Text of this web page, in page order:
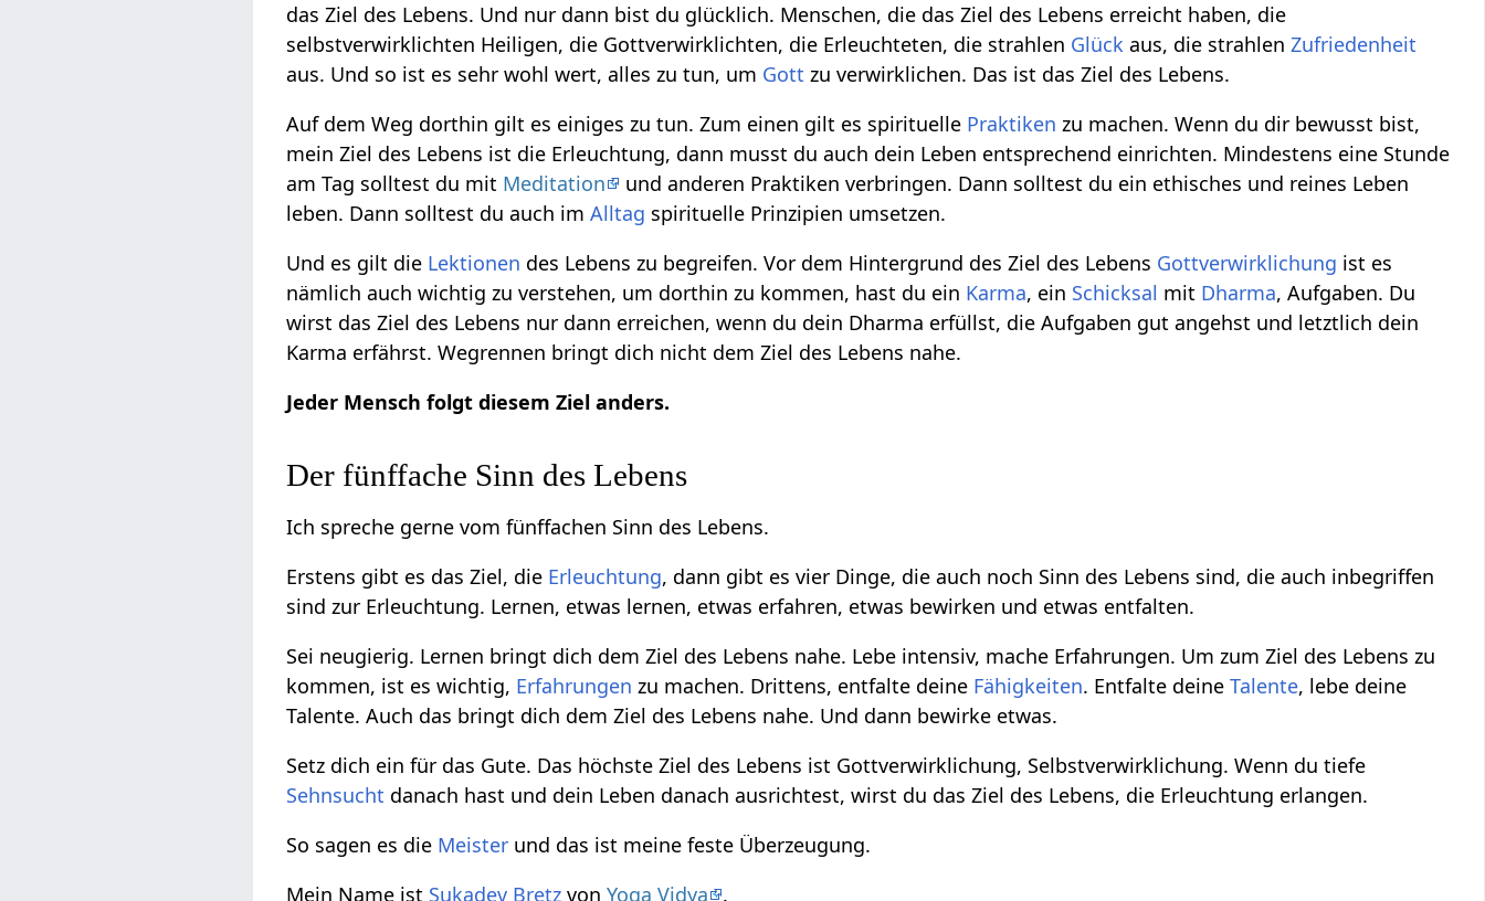
das Ziel des Lebens. Und nur dann bist du glücklich. Menschen, die das Ziel des Lebens erreicht haben, die
selbstverwirklichten Heiligen, die Gottverwirklichten, die Erleuchteten, die strahlen Glück aus, die strahlenZufriedenheit
aus. Und so ist es sehr wohl wert, alles zu tun, um Gott zu verwirklichen. Das ist das Ziel des Lebens.
Auf dem Weg dorthin gilt es einiges zu tun. Zum einen gilt es spirituelle Praktiken zu machen. Wenn du dir bewusst bist,
mein Ziel des Lebens ist die Erleuchtung, dann musst du auch dein Leben entsprechend einrichten. Mindestens eine Stunde
am Tag solltest du mit Meditation
und anderen Praktiken verbringen. Dann solltest du ein ethisches und reines Leben
leben. Dann solltest du auch imAlltag spirituelle Prinzipien umsetzen.
Und es gilt die Lektionen des Lebens zu begreifen. Vor dem Hintergrund des Ziel des Lebens Gottverwirklichung ist es
nämlich auch wichtig zu verstehen, um dorthin zu kommen, hast du ein Karma, ein Schicksal mit Dharma, Aufgaben. Du
wirst das Ziel des Lebens nur dann erreichen, wenn du dein Dharma erfüllst, die Aufgaben gut angehst und letztlich dein
Karma erfährst. Wegrennen bringt dich nicht dem Ziel des Lebens nahe.
Jeder Mensch folgt diesem Ziel anders.
Der fünffache Sinn des Lebens
Ich spreche gerne vom fünffachen Sinn des Lebens.
Erstens gibt es das Ziel, die Erleuchtung, dann gibt es vier Dinge, die auch noch Sinn des Lebens sind, die auch inbegriffen
sind zur Erleuchtung. Lernen, etwas lernen, etwas erfahren, etwas bewirken und etwas entfalten.
Sei neugierig. Lernen bringt dich dem Ziel des Lebens nahe. Lebe intensiv, mache Erfahrungen. Um zum Ziel des Lebens zu
kommen, ist es wichtig, Erfahrungen zu machen. Drittens, entfalte deine Fähigkeiten. Entfalte deineTalente, lebe deine
Talente. Auch das bringt dich dem Ziel des Lebens nahe. Und dann bewirke etwas.
Setz dich ein für das Gute. Das höchste Ziel des Lebens ist Gottverwirklichung, Selbstverwirklichung. Wenn du tiefe
Sehnsucht danach hast und dein Leben danach ausrichtest, wirst du das Ziel des Lebens, die Erleuchtung erlangen.
So sagen es die Meister und das ist meine feste Überzeugung.
Mein Name ist Sukadev Bretz vonYoga Vidya .